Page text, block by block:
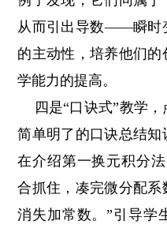
从而引出导数——瞬时
的主动性，培养他们
学能力的提高。
四是“口诀式”教学，
简单明了的口诀总结知
在介绍第一换元积分
合抓住，凑完微分配
消失加常数。”引导学